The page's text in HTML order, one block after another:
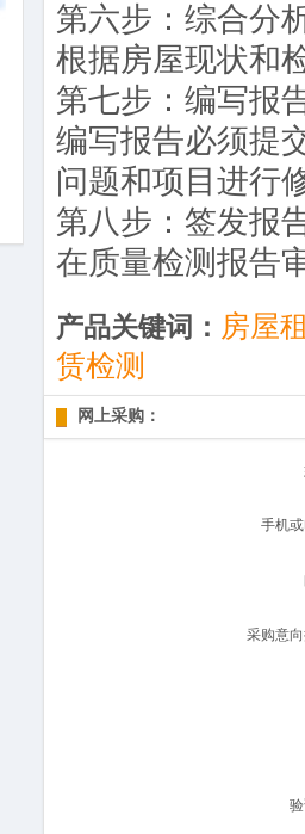
第六步：综合分
根据房屋现状和
第七步：编写报
编写报告必须提
问题和项目进行
第八步：签发报
在质量检测报告
产品关键词： 房屋
赁检测
网上采购：
手机
采购意